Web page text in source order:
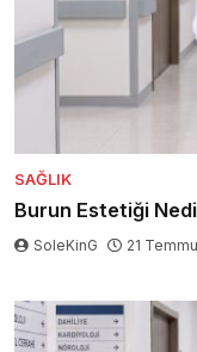
SAĞLIK
Burun Estetiği
SoleKinG 21